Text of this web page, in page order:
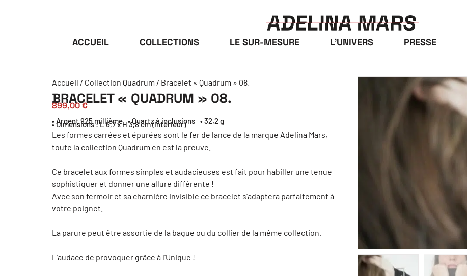
ACCUEIL COLLECTIONS LE SUR-MESURE L’UNIVERS PRESSE
Accueil / Collection Quadrum / Bracelet « Quadrum » 08.
BRACELET « QUADRUM » 08.
899,00€
• Argent 925 millième • Quartz à inclusions • 32,2 g
• Dimensions : L 6,7 x H 3,8 cm (intérieur)
Les formes carrées et épurées sont le fer de lance de la marque Adelina Mars,
toute la collection Quadrum en est la preuve.
Ce bracelet aux formes simples et audacieuses est fait pour habiller une tenue
sophistiquer et donner une allure différente !
Avec son fermoir et sa charnière invisible ce bracelet s’adaptera parfaitement à
votre poignet.
La parure peut être assortie de la bague ou du collier de la même collection.
L’audace de provoquer grâce à l’Unique !